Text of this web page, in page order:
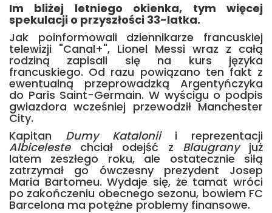
Im bliżej letniego okienka, tym więcej
spekulacji o przyszłości 33-latka.
Jak poinformowali dziennikarze francuskiej
telewizji "Canal+", Lionel Messi wraz z całą
rodziną zapisali się na kurs języka
francuskiego. Od razu powiązano ten fakt z
ewentualną przeprowadzką Argentyńczyka
do Paris Saint-Germain. W wyścigu o podpis
gwiazdora wcześniej przewodził Manchester
City.
Kapitan Dumy Kataloniii reprezentacji
Albicelestechciał odejść z Blaugranyjuż
latem zeszłego roku, ale ostatecznie siłą
zatrzymał go ówczesny prezydent Josep
Maria Bartomeu. Wydaje się, że tamat wróci
po zakończeniu obecnego sezonu, bowiem FC
Barcelona ma potężne problemy finansowe.